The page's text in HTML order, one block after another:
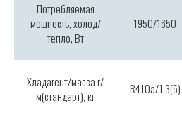
Потребляемая
мощность, холод/
тепло, Вт
1950/1650
Хладагент/масса г/
м(стандарт), кг
R410a/1,3(5)